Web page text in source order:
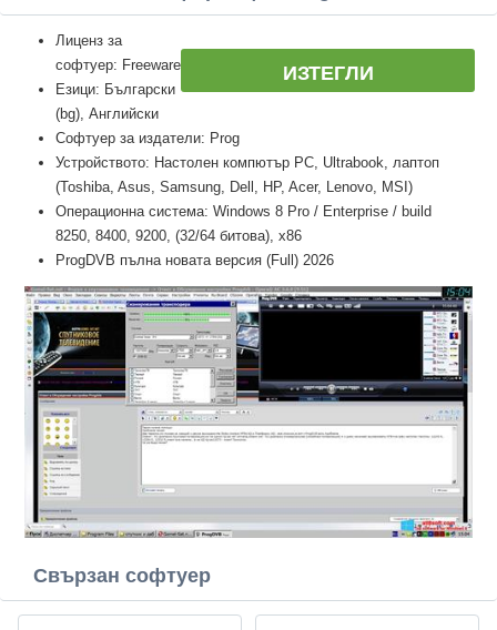
ИЗТЕГЛИ
Лиценз за
софтуер: Freeware
Езици: Български
(bg), Английски
Софтуер за издатели: Prog
Устройството: Настолен компютър PC, Ultrabook, лаптоп
(Toshiba, Asus, Samsung, Dell, HP, Acer, Lenovo, MSI)
Операционна система: Windows 8 Pro / Enterprise / build
8250, 8400, 9200, (32/64 битова), x86
ProgDVB пълна новата версия (Full) 2026
Свързан софтуер